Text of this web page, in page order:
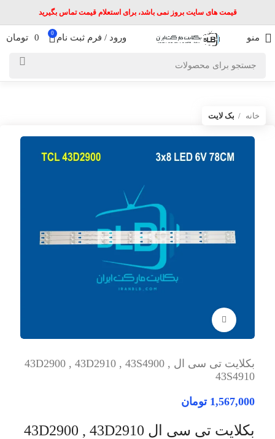
قیمت های سایت بروز نمی باشد، برای استعلام قیمت تماس بگیرید
منو ورود / فرم ثبت نام 0
0 تومان
خانه بک لایت
بکلایت تی سی ال 43D2900 , 43D2910 , 43S4900 ,
43S4910
1,567,000 تومان
بکلایت تی سی ال 43D2900 , 43D2910